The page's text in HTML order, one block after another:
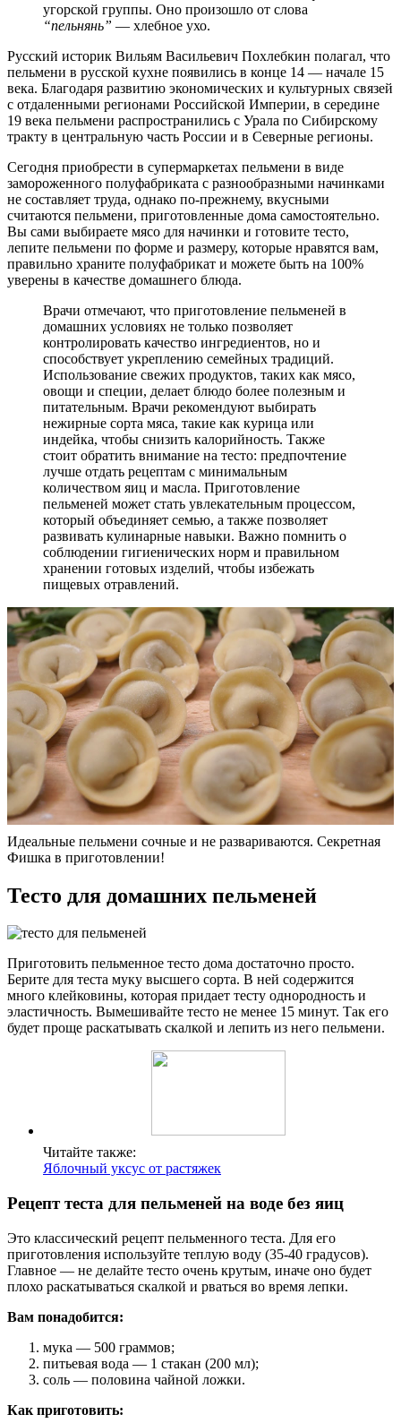
угорской группы. Оно произошло от слова
“пельнянь” — хлебное ухо.
Русский историк Вильям Васильевич Похлебкин полагал, что
пельмени в русской кухне появились в конце 14 — начале 15
века. Благодаря развитию экономических и культурных связей
с отдаленными регионами Российской Империи, в середине
19 века пельмени распространились с Урала по Сибирскому
тракту в центральную часть России и в Северные регионы.
Сегодня приобрести в супермаркетах пельмени в виде
замороженного полуфабриката с разнообразными начинками
не составляет труда, однако по-прежнему, вкусными
считаются пельмени, приготовленные дома самостоятельно.
Вы сами выбираете мясо для начинки и готовите тесто,
лепите пельмени по форме и размеру, которые нравятся вам,
правильно храните полуфабрикат и можете быть на 100%
уверены в качестве домашнего блюда.
Врачи отмечают, что приготовление пельменей в
домашних условиях не только позволяет
контролировать качество ингредиентов, но и
способствует укреплению семейных традиций.
Использование свежих продуктов, таких как мясо,
овощи и специи, делает блюдо более полезным и
питательным. Врачи рекомендуют выбирать
нежирные сорта мяса, такие как курица или
индейка, чтобы снизить калорийность. Также
стоит обратить внимание на тесто: предпочтение
лучше отдать рецептам с минимальным
количеством яиц и масла. Приготовление
пельменей может стать увлекательным процессом,
который объединяет семью, а также позволяет
развивать кулинарные навыки. Важно помнить о
соблюдении гигиенических норм и правильном
хранении готовых изделий, чтобы избежать
пищевых отравлений.
Идеальные пельмени сочные и не развариваются. Секретная
Фишка в приготовлении!
Тесто для домашних пельменей
Приготовить пельменное тесто дома достаточно просто.
Берите для теста муку высшего сорта. В ней содержится
много клейковины, которая придает тесту однородность и
эластичность. Вымешивайте тесто не менее 15 минут. Так его
будет проще раскатывать скалкой и лепить из него пельмени.
Читайте также:
Яблочный уксус от растяжек
Рецепт теста для пельменей на воде без яиц
Это классический рецепт пельменного теста. Для его
приготовления используйте теплую воду (35-40 градусов).
Главное — не делайте тесто очень крутым, иначе оно будет
плохо раскатываться скалкой и рваться во время лепки.
Вам понадобится:
мука — 500 граммов;
питьевая вода — 1 стакан (200 мл);
соль — половина чайной ложки.
Как приготовить: